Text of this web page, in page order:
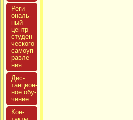
Реги­
ональ­
ный
центр
сту­ден­
ческо­го
са­мо­уп­
равле­
ния
Дис­
танци­он­
ное обу­
чение
Кон­